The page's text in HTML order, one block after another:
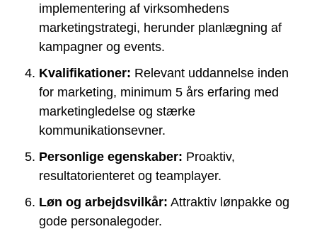
implementering af virksomhedens
marketingstrategi, herunder planlægning af
kampagner og events.
Kvalifikationer: Relevant uddannelse inden
for marketing, minimum 5 års erfaring med
marketingledelse og stærke
kommunikationsevner.
Personlige egenskaber: Proaktiv,
resultatorienteret og teamplayer.
Løn og arbejdsvilkår: Attraktiv lønpakke og
gode personalegoder.